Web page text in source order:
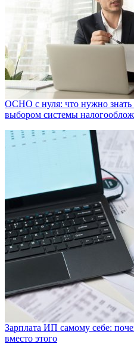
ОСНО с нуля: что нужно
выбором системы
Зарплата ИП самому себе:
вместо этого